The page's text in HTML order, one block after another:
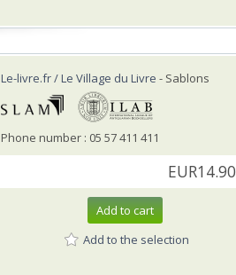
Le-livre.fr / Le Village du Livre - Sablons
Phone number : 05 57 411 411
EUR14.90
Add to cart
Add to the selection